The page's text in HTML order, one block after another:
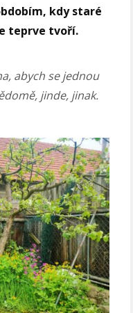
kdy staré
teprve tvoří.
abych se jednou
jinde, jinak.